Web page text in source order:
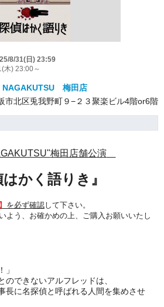
8/31(日) 23:59
) 23:00～
梅田店
市北区兎我野町９−２３聚楽ビル4階or6階
梅田店舗公演
はかく語りき 』
を必ず確認して下さい。
よう、 お確かめの上、ご購入お願いいたし
」
できないアルフレッドは、
長に名探偵と呼ばれる人間を集めさせ